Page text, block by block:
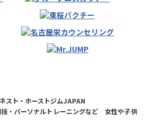
スト・ホーストジムJAPAN
・パーソナルトレーニングなど 女性や子供